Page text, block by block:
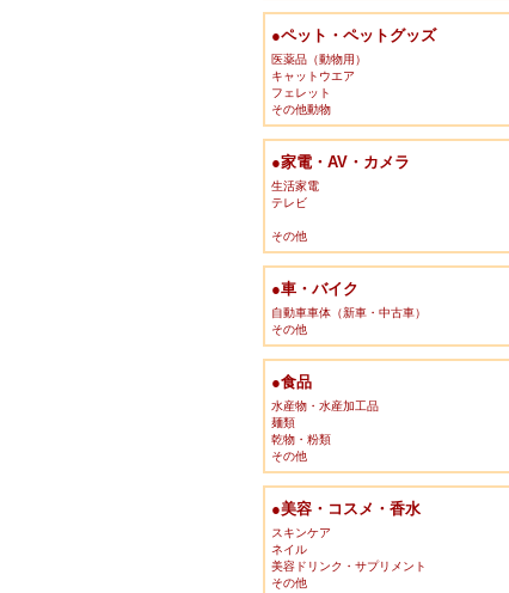
●ペット・ペットグッズ
医薬品（動物用）
キャットウエア
フェレット
その他動物
●家電・AV・カメラ
生活家電
テレビ
その他
●車・バイク
自動車車体（新車・中古車）
その他
●食品
水産物・水産加工品
麺類
乾物・粉類
その他
●美容・コスメ・香水
スキンケア
ネイル
美容ドリンク・サプリメント
その他